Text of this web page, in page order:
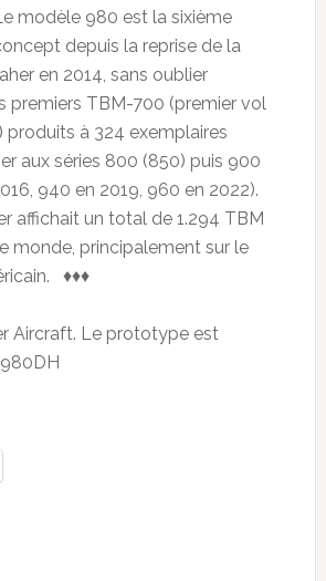
modèle 980 est la sixième
depuis la reprise de la
en 2014, sans oublier
premiers TBM-700 (premier vol
produits à 324 exemplaires
aux séries 800 (850) puis 900
940 en 2019, 960 en 2022).
affichait un total de 1.294 TBM
monde, principalement sur le
♦♦♦
Aircraft. Le prototype est